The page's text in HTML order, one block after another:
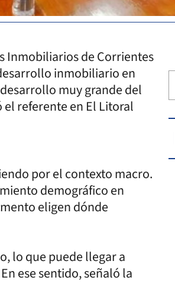
Inmobiliarios de Corrientes
inmobiliario en
muy grande del
referente en El Litoral
por el contexto macro.
demográfico en
eligen dónde
lo que puede llegar a
ese sentido, señaló la